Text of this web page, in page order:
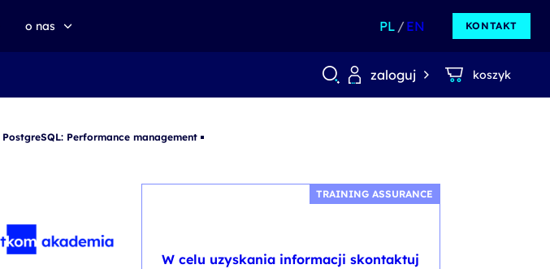
o nas PL EN KONTAKT
zaloguj koszyk
PostgreSQL: Performance management
TRAINING ASSURANCE
W celu uzyskania informacji skontaktuj